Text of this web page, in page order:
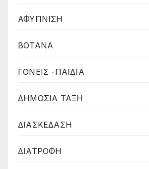
ΑΦΥΠΝΙΣΗ
ΒΟΤΑΝΑ
ΓΟΝΕΙΣ -ΠΑΙΔΙΑ
ΔΗΜΟΣΙΑ ΤΑΞΗ
ΔΙΑΣΚΕΔΑΣΗ
ΔΙΑΤΡΟΦΗ